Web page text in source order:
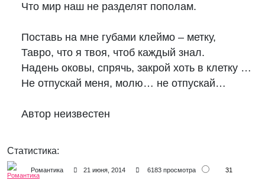
Что мир наш не разделят пополам.
Поставь на мне губами клеймо – метку,
Тавро, что я твоя, чтоб каждый знал.
Надень оковы, спрячь, закрой хоть в клетку …
Не отпускай меня, молю… не отпускай…
Автор неизвестен
Статистика:
Романтика 21 июня, 2014 6183 просмотра 31